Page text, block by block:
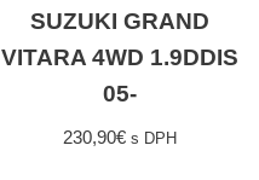
SUZUKI GRAND
VITARA 4WD 1.9DDIS
05-
230,90€ s DPH